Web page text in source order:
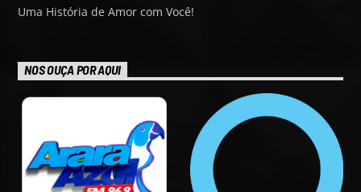
Uma História de Amor com Você!
NOS OUÇA POR AQUI